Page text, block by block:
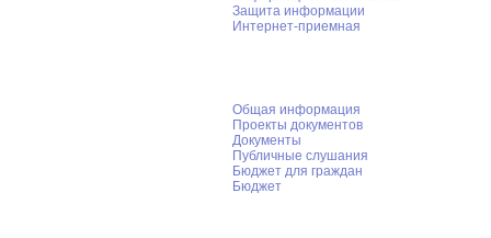
ФЭУ администрации Мирного
Документы
Публичные слушания
Бюджет для граждан
Бюджет
Муниципальный заказ